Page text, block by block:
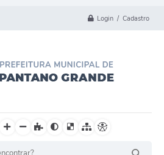
Login / Cadastro